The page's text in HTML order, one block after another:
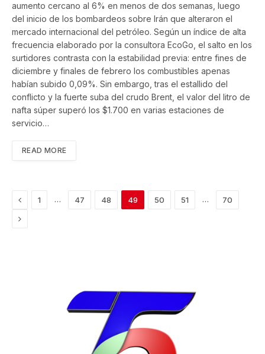
aumento cercano al 6% en menos de dos semanas, luego
del inicio de los bombardeos sobre Irán que alteraron el
mercado internacional del petróleo. Según un índice de alta
frecuencia elaborado por la consultora EcoGo, el salto en los
surtidores contrasta con la estabilidad previa: entre fines de
diciembre y finales de febrero los combustibles apenas
habían subido 0,09%. Sin embargo, tras el estallido del
conflicto y la fuerte suba del crudo Brent, el valor del litro de
nafta súper superó los $1.700 en varias estaciones de
servicio…
READ MORE
Previous
1 … 47 48 49 50 51 … 70
Next